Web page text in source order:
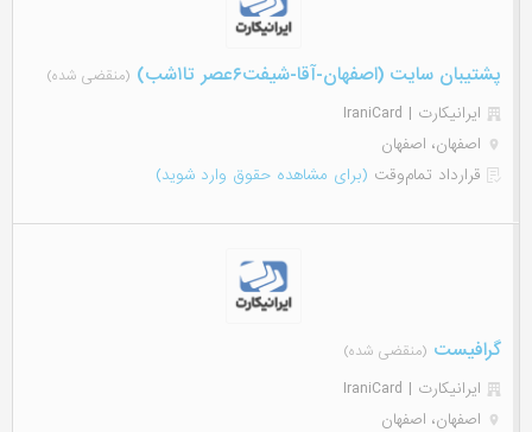
پشتیبان سایت (اصفهان-آقا-شیفت۶عصر تا۱شب) (منقضی شده)
ایرانیکارت | IraniCard
اصفهان، اصفهان
قرارداد تمام‌وقت (برای مشاهده حقوق وارد شوید)
گرافیست (منقضی شده)
ایرانیکارت | IraniCard
اصفهان، اصفهان